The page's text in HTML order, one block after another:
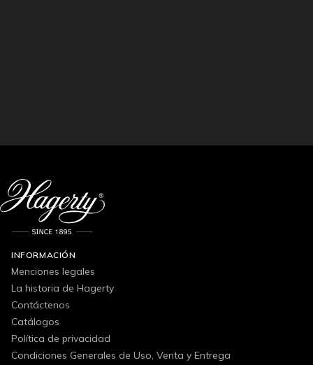
INFORMACIÓN
Menciones legales
La historia de Hagerty
Contáctenos
Catálogos
Política de privacidad
Condiciones Generales de Uso, Venta y Entrega